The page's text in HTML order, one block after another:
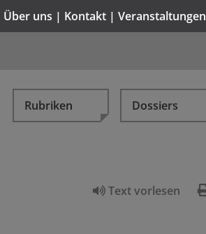
Über uns | Kontakt | Veranstaltungen
Rubriken Dossiers
Text vorlesen